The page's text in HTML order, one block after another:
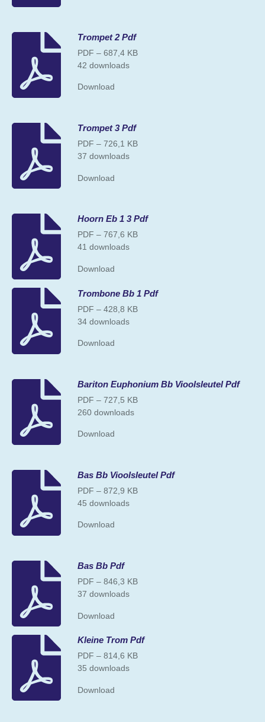
Trompet 2 Pdf
PDF – 687,4 KB
42 downloads
Download
Trompet 3 Pdf
PDF – 726,1 KB
37 downloads
Download
Hoorn Eb 1 3 Pdf
PDF – 767,6 KB
41 downloads
Download
Trombone Bb 1 Pdf
PDF – 428,8 KB
34 downloads
Download
Bariton Euphonium Bb Vioolsleutel Pdf
PDF – 727,5 KB
260 downloads
Download
Bas Bb Vioolsleutel Pdf
PDF – 872,9 KB
45 downloads
Download
Bas Bb Pdf
PDF – 846,3 KB
37 downloads
Download
Kleine Trom Pdf
PDF – 814,6 KB
35 downloads
Download